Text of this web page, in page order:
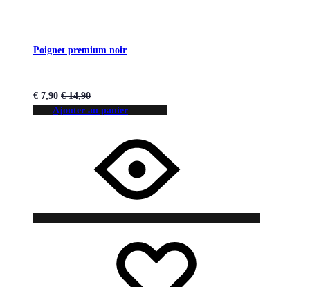
Poignet premium noir
€ 7,90 €14,90
Ajouter au panier